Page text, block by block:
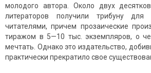
молодого автора. Около двух
литераторов получили трибуну для
читателями, причем прозаические
тиражом в 5—10 тыс. экземпляров, о
мечтать. Однако это издательство,
практически прекратило свое